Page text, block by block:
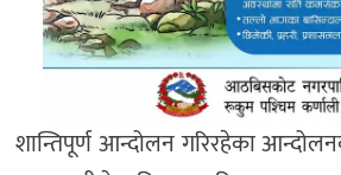
शान्तिपूर्ण आन्दोलन गरिरहेका